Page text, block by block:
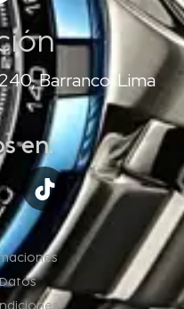
Barranco, Lima
en: